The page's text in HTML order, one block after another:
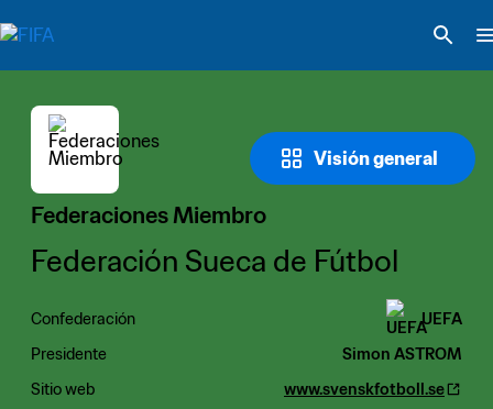
Visión general
Federaciones Miembro
Federación Sueca de Fútbol
Confederación
UEFA
Presidente
Simon ASTROM
Sitio web
www.svenskfotboll.se